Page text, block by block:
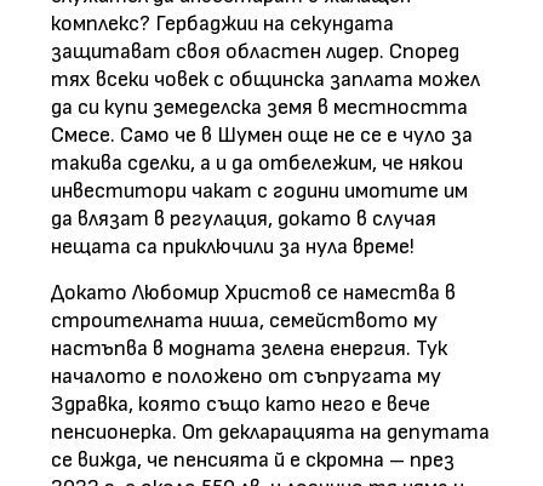
комплекс? Гербаджии на секундата
защитават своя областен лидер. Според
тях всеки човек с общинска заплата можел
да си купи земеделска земя в местността
Смесе. Само че в Шумен още не се е чуло за
такива сделки, а и да отбележим, че някои
инвеститори чакат с години имотите им
да влязат в регулация, докато в случая
нещата са приключили за нула време!
Докато Любомир Христов се намества в
строителната ниша, семейството му
настъпва в модната зелена енергия. Тук
началото е положено от съпругата му
Здравка, която също като него е вече
пенсионерка. От декларацията на депутата
се вижда, че пенсията й е скромна – през